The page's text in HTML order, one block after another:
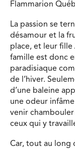
Flammarion
La passion se
désamour et la
place, et leur fille
famille est donc
paradisiaque
de l’hiver.
d’une baleine
une odeur
venir
ceux qui y
Car, tout au long